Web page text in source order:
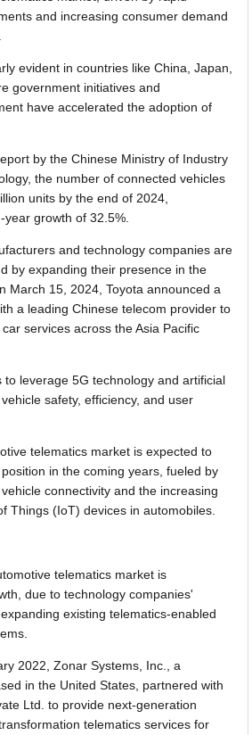
and increasing consumer demand
evident in countries like China, Japan,
government initiatives and
have accelerated the adoption of
by the Chinese Ministry of Industry
the number of connected vehicles
units by the end of 2024,
growth of 32.5%.
and technology companies are
by expanding their presence in the
March 15, 2024, Toyota announced a
a leading Chinese telecom provider to
services across the Asia Pacific
to leverage 5G technology and artificial
safety, efficiency, and user
telematics market is expected to
in the coming years, fueled by
connectivity and the increasing
Things (IoT) devices in automobiles.
telematics market is
due to technology companies'
existing telematics-enabled
2022, Zonar Systems, Inc., a
in the United States, partnered with
Ltd. to provide next-generation
telematics services for